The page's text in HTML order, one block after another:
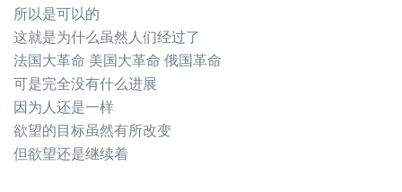
所以是可以的
这就是为什么虽然人们经过了
法国大革命 美国大革命 俄国革命
可是完全没有什么进展
因为人还是一样
欲望的目标虽然有所改变
但欲望还是继续着